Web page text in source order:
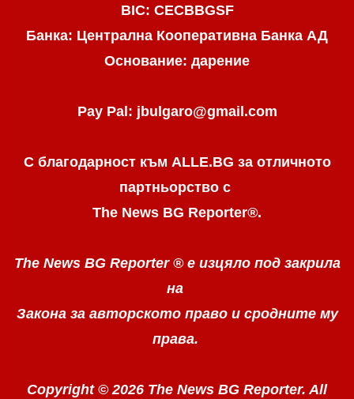
BIC: CECBBGSF
Банка: Централна Кооперативна Банка АД
Основание: дарение
Pay Pal: jbulgaro@gmail.com
С благодарност към ALLE.BG за отличното
партньорство с
The News BG Reporter®.
The News BG Reporter ® е изцяло под закрила
на
Закона за авторското право и сродните му
права.
Copyright © 2026 The News BG Reporter. All